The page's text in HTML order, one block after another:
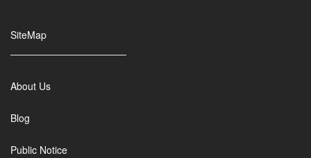
SiteMap
About Us
Blog
Public Notice